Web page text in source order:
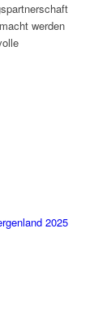
werden
2025